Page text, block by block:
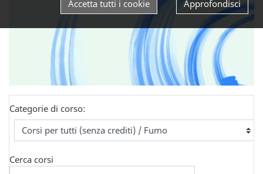
Categorie di corso:
Cerca corsi
Accetta tutti i cookie Approfondisci